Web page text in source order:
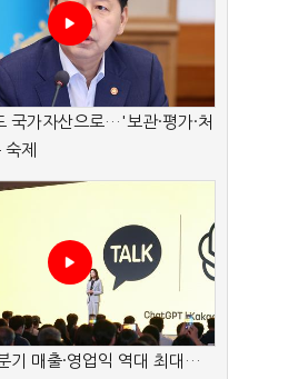
국가자산으로…'보관·평가·처
제
기 매출·영업익 역대 최대…